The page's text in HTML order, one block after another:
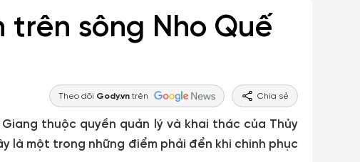
trên sông Nho Quế
Theo dõi Gody.vntrên Chia sẻ
thuộc quyền quản lý và khai thác của Thủy
là một trong những điểm phải đển khi chinh phục